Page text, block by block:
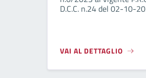
D.C.C. n.24 del 02-10-
VAI AL DETTAGLIO